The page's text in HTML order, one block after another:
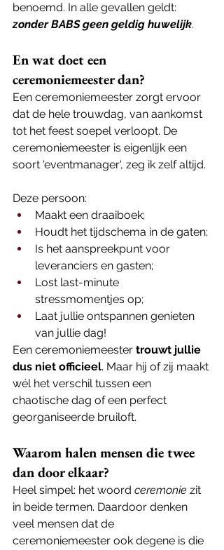
benoemd. In alle gevallen geldt:
zonder BABS geen geldig huwelijk.
En wat doet een
ceremoniemeester dan?
Een ceremoniemeester zorgt ervoor
dat de hele trouwdag, van aankomst
tot het feest soepel verloopt. De
ceremoniemeester is eigenlijk een
soort 'eventmanager', zeg ik zelf altijd.
Deze persoon:
Maakt een draaiboek;
Houdt het tijdschema in de gaten;
Is het aanspreekpunt voor
leveranciers en gasten;
Lost last-minute
stressmomentjes op;
Laat jullie ontspannen genieten
van jullie dag!
Een ceremoniemeester trouwt jullie
dus niet officieel. Maar hij of zij maakt
wél het verschil tussen een
chaotische dag of een perfect
georganiseerde bruiloft.
Waarom halen mensen die twee
dan door elkaar?
Heel simpel: het woord ceremonie zit
in beide termen. Daardoor denken
veel mensen dat de
ceremoniemeester ook degene is die